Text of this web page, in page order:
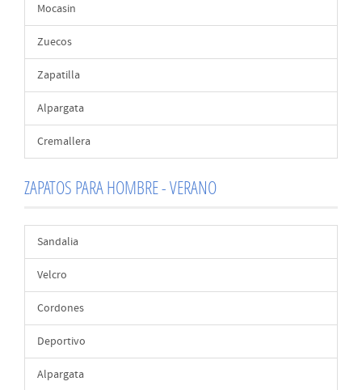
Mocasin
Zuecos
Zapatilla
Alpargata
Cremallera
ZAPATOS PARA HOMBRE - VERANO
Sandalia
Velcro
Cordones
Deportivo
Alpargata